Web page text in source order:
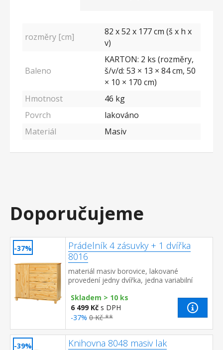
rozměry [cm]
82 x 52 x 177 cm (š x h x
v)
Baleno
KARTON: 2 ks (rozměry,
š/v/d: 53 × 13 × 84 cm, 50
× 10 × 170 cm)
Hmotnost
46 kg
Povrch
lakováno
Materiál
Masiv
Doporučujeme
-37%
Prádelník 4 zásuvky + 1 dvířka
8016
materiál masiv borovice, lakované
provedení jedny dvířka, jedna variabilní
hloubka zásuvky 33,5 cm
Skladem > 10 ks
6 499 Kč s DPH
-37% 0 Kč **
-39% Knihovna 8048 masiv lak